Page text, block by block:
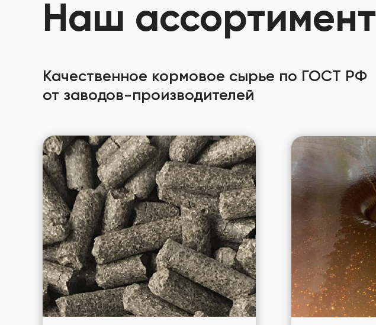
Наш ассортимент
Качественное кормовое сырье по ГОСТ РФ
от заводов-производителей